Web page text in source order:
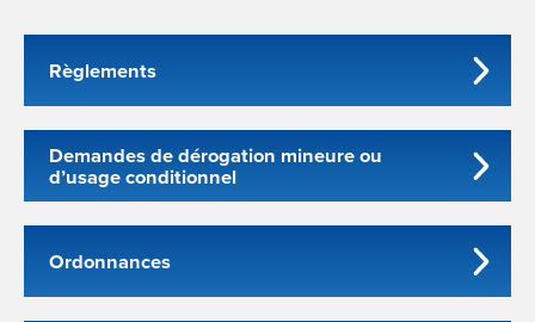
Règlements
Demandes de dérogation mineure ou
d’usage conditionnel
Ordonnances